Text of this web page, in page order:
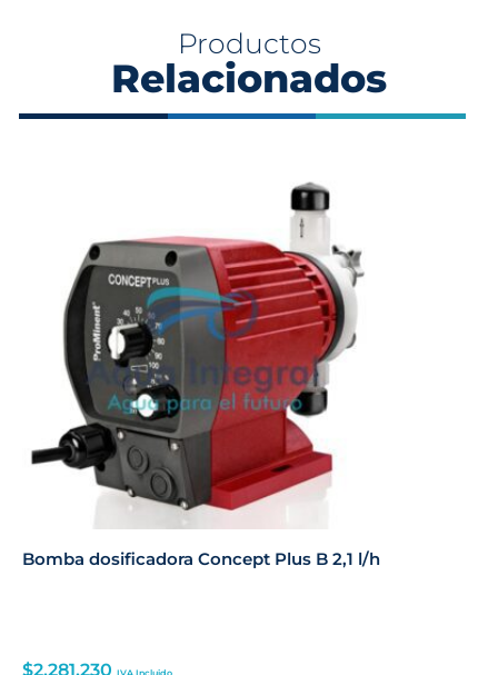
Productos
Relacionados
Bomba dosificadora Concept Plus B 2,1 l/h
$2,281,230 IVA Incluido